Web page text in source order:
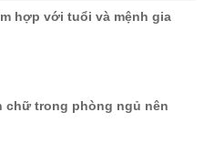
hợp với tuổi và mệnh gia
chữ trong phòng ngủ nên